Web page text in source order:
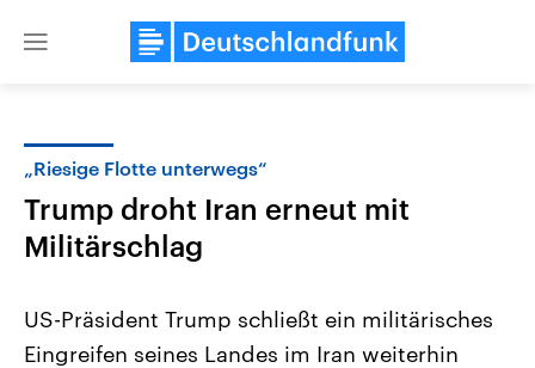
Close
„Riesige Flotte unterwegs“
Trump droht Iran erneut mit
Militärschlag
US-Präsident Trump schließt ein militärisches
Eingreifen seines Landes im Iran weiterhin